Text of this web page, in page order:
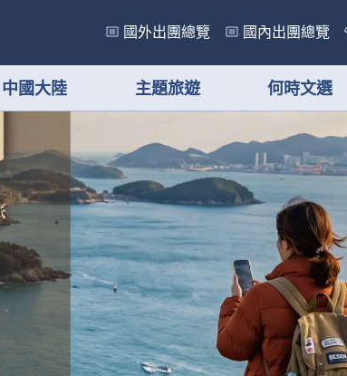
國外出團總覽 國內出團總覽
中國大陸 主題旅遊 何時文選